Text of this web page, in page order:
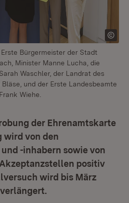
Bürgermeister der Stadt
Minister Manne Lucha, die
Waschler, der Landrat des
und der Erste Landesbeamte
Wiehe.
der Ehrenamtskarte
wird von den
-inhabern sowie von
positiv
wird bis März